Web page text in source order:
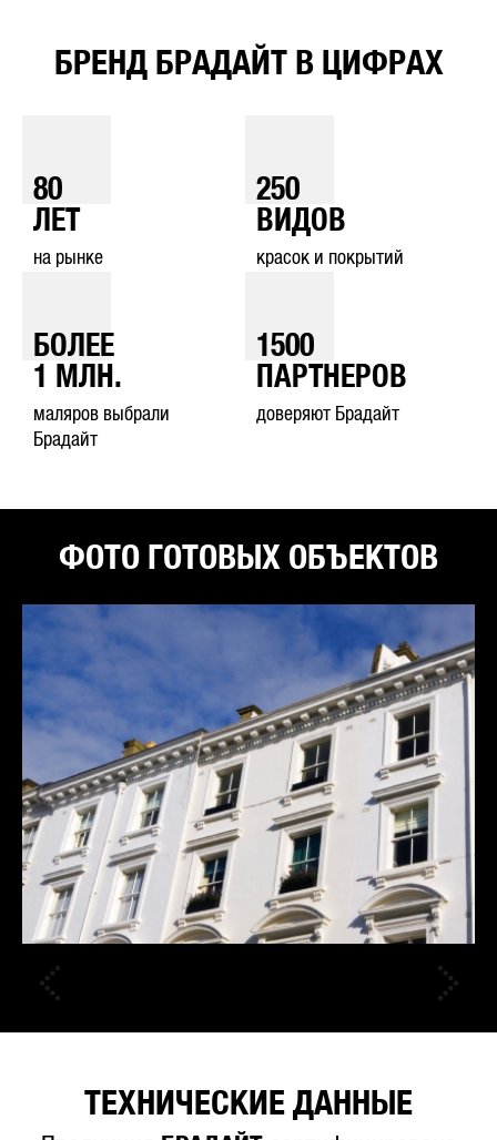
БРЕНД БРАДАЙТ В ЦИФРАХ
80
ЛЕТ
на рынке
250
ВИДОВ
красок и покрытий
БОЛЕЕ
1
МЛН.
маляров выбрали
Брадайт
1500
ПАРТНЕРОВ
доверяют Брадайт
ФОТО ГОТОВЫХ ОБЪЕКТОВ
ТЕХНИЧЕСКИЕ ДАННЫЕ